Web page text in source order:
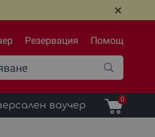
×
Резервация Помощ
ваучер
0